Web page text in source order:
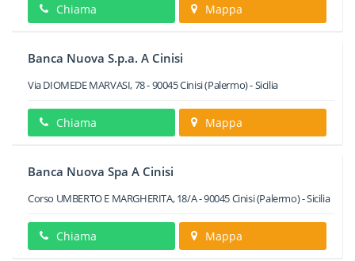
Chiama Mappa
Banca Nuova S.p.a. A Cinisi
Via DIOMEDE MARVASI, 78-90045Cinisi(Palermo) -Sicilia
Chiama Mappa
Banca Nuova Spa A Cinisi
Corso UMBERTO E MARGHERITA, 18/A-90045Cinisi(Palermo) -Sicilia
Chiama Mappa